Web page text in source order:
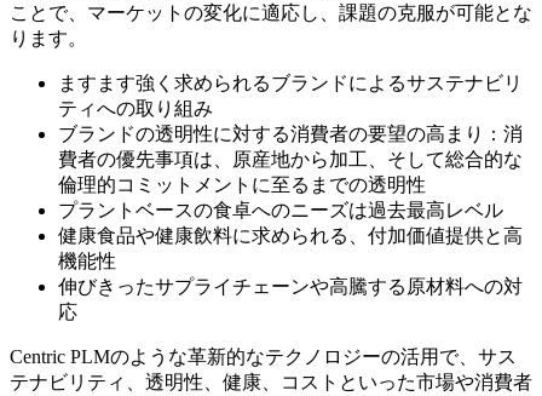
ことで、マーケットの変化に適応し、課題の克服が可能とな
ります。
ますます強く求められるブランドによるサステナビリ
ティへの取り組み
ブランドの透明性に対する消費者の要望の高まり：消
費者の優先事項は、原産地から加工、そして総合的な
倫理的コミットメントに至るまでの透明性
プラントベースの食卓へのニーズは過去最高レベル
健康食品や健康飲料に求められる、付加価値提供と高
機能性
伸びきったサプライチェーンや高騰する原材料への対
応
Centric PLMのような革新的なテクノロジーの活用で、サス
テナビリティ、透明性、健康、コストといった市場や消費者